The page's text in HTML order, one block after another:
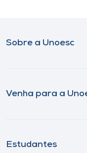
Sobre a Unoesc
Venha para a
Estudantes